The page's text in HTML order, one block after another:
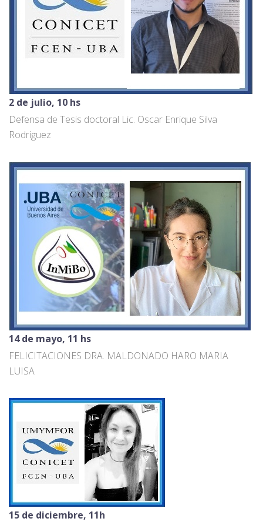
2 de julio, 10 hs
Defensa de Tesis doctoral Lic. Oscar Enrique Silva
Rodriguez
14 de mayo, 11 hs
FELICITACIONES DRA. MALDONADO HARO MARIA
LUISA
15 de diciembre, 11h